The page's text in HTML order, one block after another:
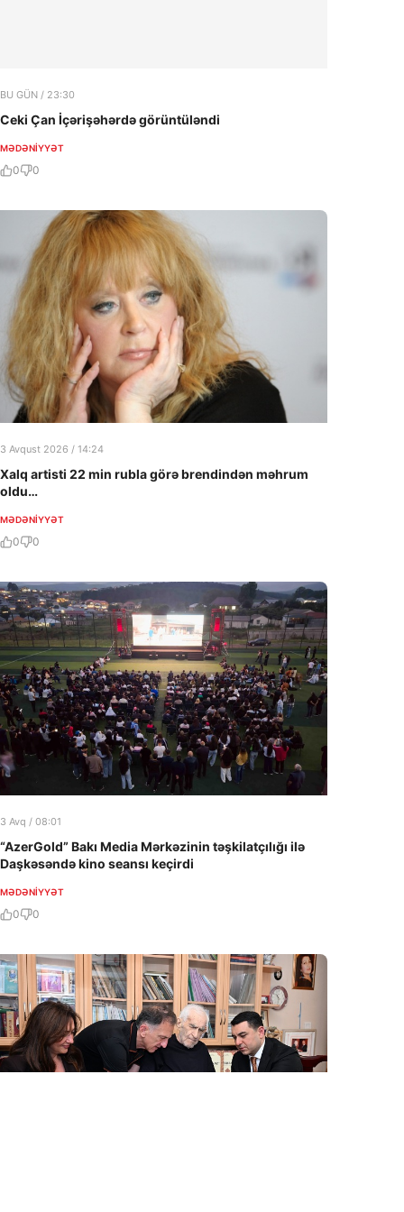
BU GÜN / 23:30
Ceki Çan İçərişəhərdə görüntüləndi
MƏDƏNIYYƏT
0 0
3 Avqust 2026 / 14:24
Xalq artisti 22 min rubla görə brendindən məhrum
oldu…
MƏDƏNIYYƏT
0 0
3 Avq / 08:01
“AzerGold” Bakı Media Mərkəzinin təşkilatçılığı ilə
Daşkəsəndə kino seansı keçirdi
MƏDƏNIYYƏT
0 0